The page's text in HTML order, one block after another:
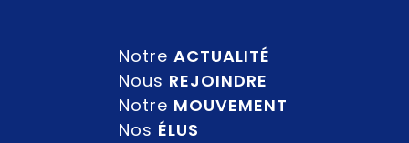
Notre ACTUALITÉ
Nous REJOINDRE
Notre MOUVEMENT
Nos ÉLUS